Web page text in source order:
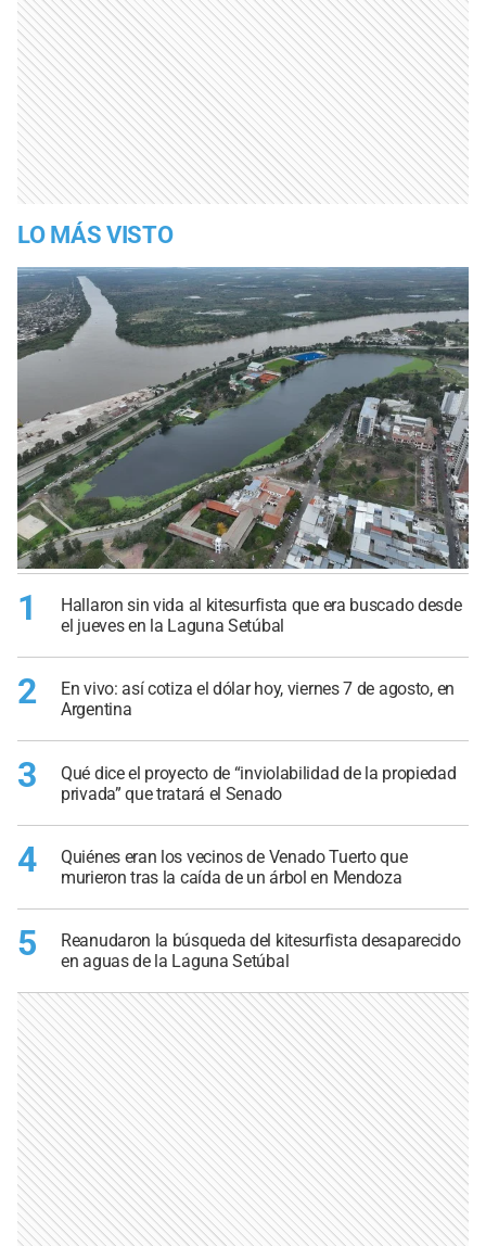
LO MÁS VISTO
1
Hallaron sin vida al kitesurfista que era buscado desde
el jueves en la Laguna Setúbal
2
En vivo: así cotiza el dólar hoy, viernes 7 de agosto, en
Argentina
3
Qué dice el proyecto de “inviolabilidad de la propiedad
privada” que tratará el Senado
4
Quiénes eran los vecinos de Venado Tuerto que
murieron tras la caída de un árbol en Mendoza
5
Reanudaron la búsqueda del kitesurfista desaparecido
en aguas de la Laguna Setúbal